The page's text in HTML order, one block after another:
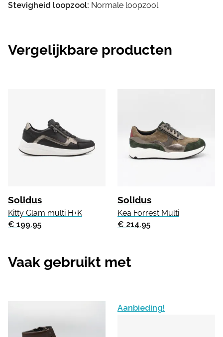
Stevigheid loopzool: Normale loopzool
Vergelijkbare producten
Solidus
Kitty Glam multi H+K
€ 199.95
Solidus
Kea Forrest Multi
€ 214.95
Vaak gebruikt met
Aanbieding!